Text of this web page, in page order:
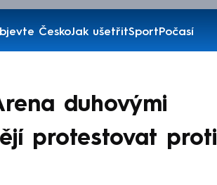
ČeskoJak ušetřitSportPočasí
duhovými
protestovat proti